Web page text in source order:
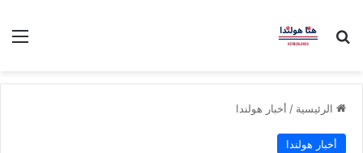
بحث عن
الرئيسية / أخبار هولندا
أخبار هولندا